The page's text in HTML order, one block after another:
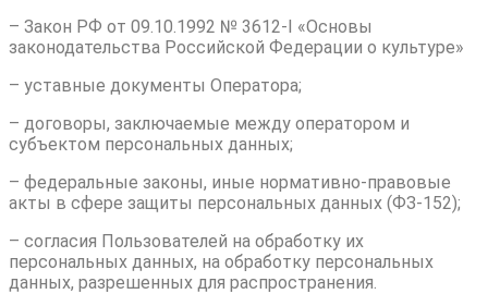
– Закон РФ от 09.10.1992 № 3612-I «Основы
законодательства Российской Федерации о культуре»
– уставные документы Оператора;
– договоры, заключаемые между оператором и
субъектом персональных данных;
– федеральные законы, иные нормативно-правовые
акты в сфере защиты персональных данных (ФЗ-152);
– согласия Пользователей на обработку их
персональных данных, на обработку персональных
данных, разрешенных для распространения.